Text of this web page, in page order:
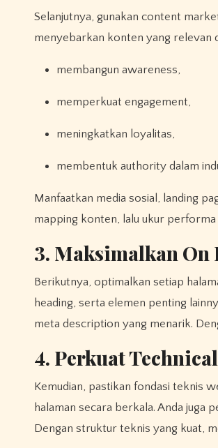
Selanjutnya, gunakan content
menyebarkan konten yang relevan
membangun awareness,
memperkuat engagement,
meningkatkan loyalitas,
membentuk authority dalam
Manfaatkan media sosial, landing page, blog, dan newsletter untuk memperluas jangkauan. Selanjutnya, tetapkan tujuan, susun
mapping konten, lalu ukur
3. Maksimalkan On
Berikutnya, optimalkan setiap
heading, serta elemen penting
meta description yang menarik.
4. Perkuat
Kemudian, pastikan fondasi teknis
halaman secara berkala. Anda
Dengan struktur teknis yang kuat,